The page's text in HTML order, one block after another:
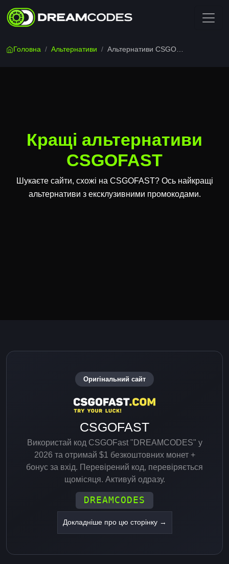
Головна / Альтернативи /
Кращі альтернативи
CSGOFAST
Шукаєте сайти, схожі на CSGOFAST? Ось найкращі
альтернативи з ексклузивними промокодами.
Оригінальний сайт
CSGOFAST
Використай код CSGOFast "DREAMCODES" у
2026 та отримай $1 безкоштовних монет +
бонус за вхід. Перевірений код, перевіряється
щомісяця. Активуй одразу.
DREAMCODES
Докладніше про цю сторінку →